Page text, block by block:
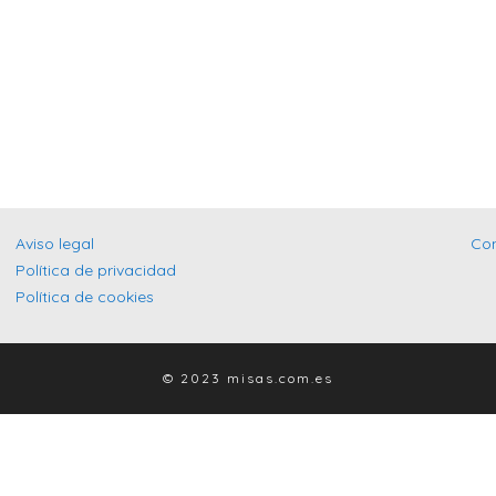
Aviso legal
Política de privacidad
Política de cookies
© 2023 misas.com.es